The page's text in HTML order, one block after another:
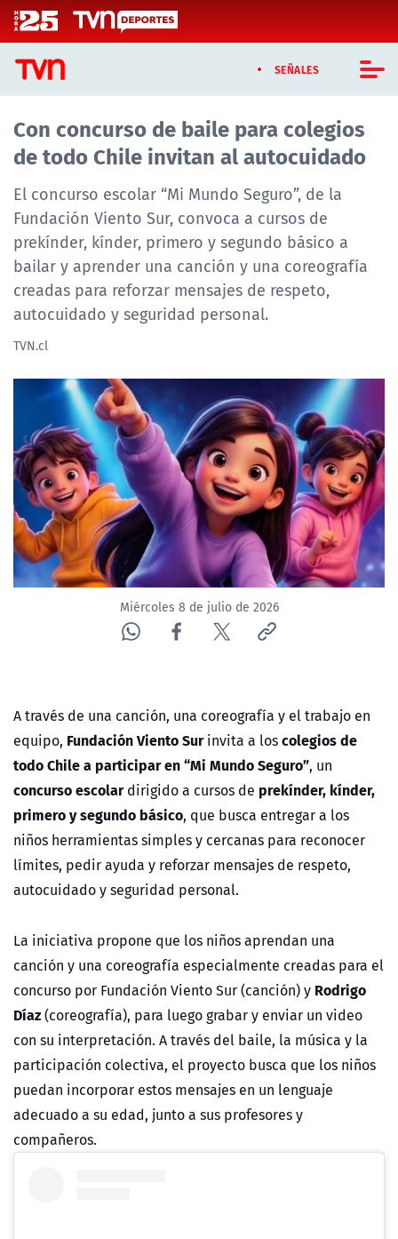
Click acá para ir directamente al contenido
SEÑALES
CASTING MASTERCHEF CHILE
CASTING TVN VERTICAL
TVN VERTICAL
TVN PLAY
PROGRAMAS
TELESERIES
NTV
ACTUALIDAD Y TENDENCIAS
CORPORATIVO Y TRANSPARENCIA
CANAL DE DENUNCIAS
ÁREA DE PROYECTOS
Con concurso de baile para colegios
de todo Chile invitan al autocuidado
El concurso escolar “Mi Mundo Seguro”, de la
Fundación Viento Sur, convoca a cursos de
prekínder, kínder, primero y segundo básico a
bailar y aprender una canción y una coreografía
creadas para reforzar mensajes de respeto,
autocuidado y seguridad personal.
TVN.cl
Miércoles 8 de julio de 2026
A través de una canción, una coreografía y el trabajo en
equipo, Fundación Viento Surinvita a loscolegios de
todo Chile a participar en “Mi Mundo Seguro”, un
concurso escolardirigido a cursos de prekínder, kínder,
primero y segundo básico, que busca entregar a los
niños herramientas simples y cercanas para reconocer
límites, pedir ayuda y reforzar mensajes de respeto,
autocuidado y seguridad personal.
La iniciativa propone que los niños aprendan una
canción y una coreografía especialmente creadas para el
concurso por Fundación Viento Sur (canción) y Rodrigo
Díaz(coreografía), para luego grabar y enviar un video
con su interpretación. A través del baile, la música y la
participación colectiva, el proyecto busca que los niños
puedan incorporar estos mensajes en un lenguaje
adecuado a su edad, junto a sus profesores y
compañeros.